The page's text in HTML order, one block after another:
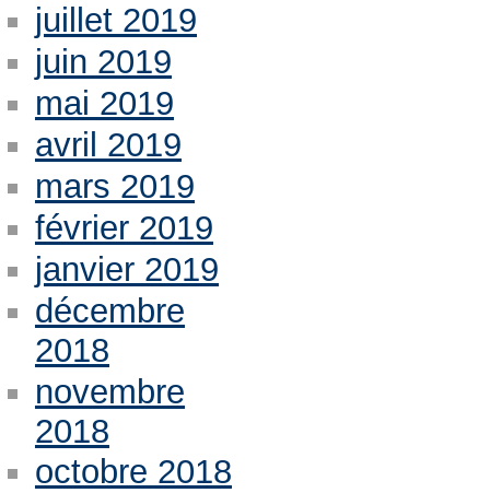
juillet 2019
juin 2019
mai 2019
avril 2019
mars 2019
février 2019
janvier 2019
décembre
2018
novembre
2018
octobre 2018